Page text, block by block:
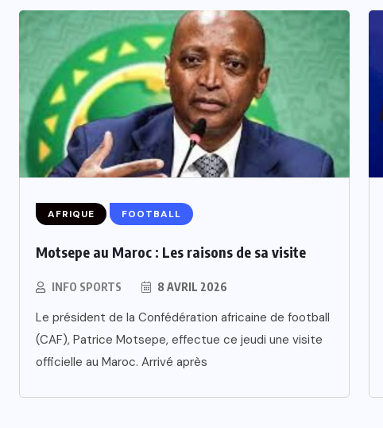
AFRIQUE FOOTBALL
Motsepe au Maroc : Les raisons de sa visite
INFO SPORTS 8 AVRIL 2026
Le président de la Confédération africaine de football
(CAF), Patrice Motsepe, effectue ce jeudi une visite
officielle au Maroc. Arrivé après